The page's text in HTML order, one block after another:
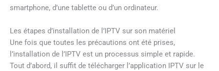
smartphone, d’une tablette ou d’un ordinateur.
Les étapes d’installation de l’IPTV sur son matériel
Une fois que toutes les précautions ont été prises,
l’installation de l’IPTV est un processus simple et rapide.
Tout d’abord, il suffit de télécharger l’application IPTV sur le